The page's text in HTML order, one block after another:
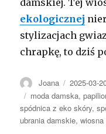
ekologicznej
stylizacjach
chrapkę, to dziś
Autor
Joana 2025-03-
Tagi
moda damska,
spódnica z eko skóry,
ubrania damskie,